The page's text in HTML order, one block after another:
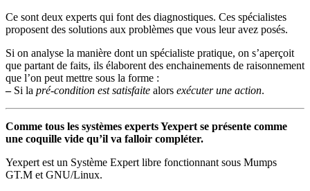
Ce sont deux experts qui font des diagnostiques. Ces spécialistes
proposent des solutions aux problèmes que vous leur avez posés.
Si on analyse la manière dont un spécialiste pratique, on s’aperçoit
que partant de faits, ils élaborent des enchainements de raisonnement
que l’on peut mettre sous la forme :
–Si la pré-condition est satisfaite alors exécuter une action.
Comme tous les systèmes experts Yexpert se présente comme
une coquille vide qu’il va falloir compléter.
Yexpert est un Système Expert libre fonctionnant sous Mumps
GT.M et GNU/Linux.